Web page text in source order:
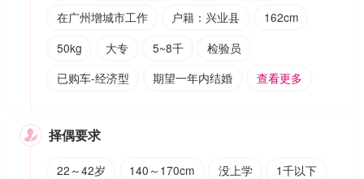
在广州增城市工作
户籍：兴业县
162cm
50kg
大专 5~8千
检验员
已购车-经济型
期望一年内结婚 查看更多
 择偶要求
22～42岁 140～170cm 没上学
1千以下